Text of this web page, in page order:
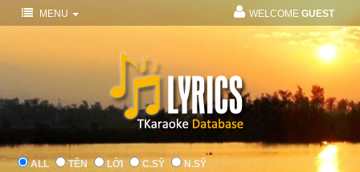
MENU WELCOME GUEST
ALL TÊN LỜI C.SỸ N.SỸ